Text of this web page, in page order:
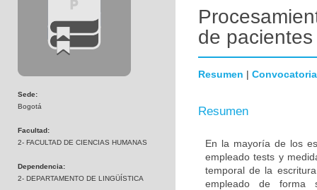
Sede:
Bogotá
Facultad:
2- FACULTAD DE CIENCIAS HUMANAS
Dependencia:
2- DEPARTAMENTO DE LINGÜÍSTICA
de
Resumen | Convocatoria
Resumen
En la mayoría de los
empleado tests y
temporal de la
empleado de forma